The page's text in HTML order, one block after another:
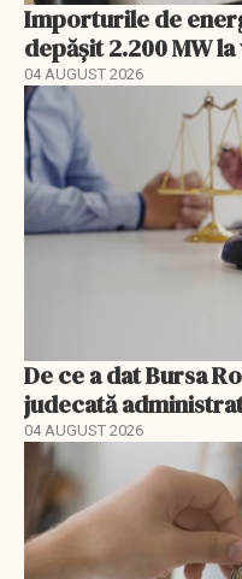
Importurile de
depășit 2.200 MW
04 AUGUST 2026
De ce a dat Bursa
judecată
04 AUGUST 2026